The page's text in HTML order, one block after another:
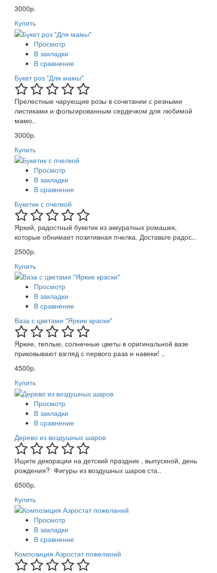
3000р.
Купить
Просмотр
В закладки
В сравнение
Букет роз "Для мамы"
Прелестные чарующие розы в сочетании с резными
листиками и фольгированным сердечком для любимой
мамо..
3000р.
Купить
Просмотр
В закладки
В сравнение
Букетик с пчелкой
Яркий, радостный букетик из аккуратных ромашек,
которые обнимает позитивная пчелка. Доставьте радос..
2500р.
Купить
Просмотр
В закладки
В сравнение
Ваза с цветами "Яркие краски"
Яркие, теплые, солнечные цветы в оригинальной вазе
приковывают взгляд с первого раза и навеки! ..
4500р.
Купить
Просмотр
В закладки
В сравнение
Дерево из воздушных шаров
Ищите декорации на детский праздник , выпускной, день
рождения? Фигуры из воздушных шаров ста..
6500р.
Купить
Просмотр
В закладки
В сравнение
Композиция Аэростат пожеланий